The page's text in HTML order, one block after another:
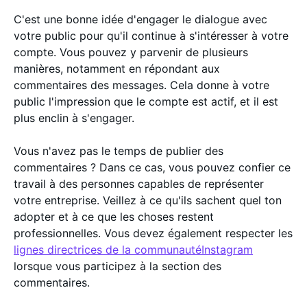
C'est une bonne idée d'engager le dialogue avec
votre public pour qu'il continue à s'intéresser à votre
compte. Vous pouvez y parvenir de plusieurs
manières, notamment en répondant aux
commentaires des messages. Cela donne à votre
public l'impression que le compte est actif, et il est
plus enclin à s'engager.
Vous n'avez pas le temps de publier des
commentaires ? Dans ce cas, vous pouvez confier ce
travail à des personnes capables de représenter
votre entreprise. Veillez à ce qu'ils sachent quel ton
adopter et à ce que les choses restent
professionnelles. Vous devez également respecter les
lignes directrices de la communautéInstagram
lorsque vous participez à la section des
commentaires.